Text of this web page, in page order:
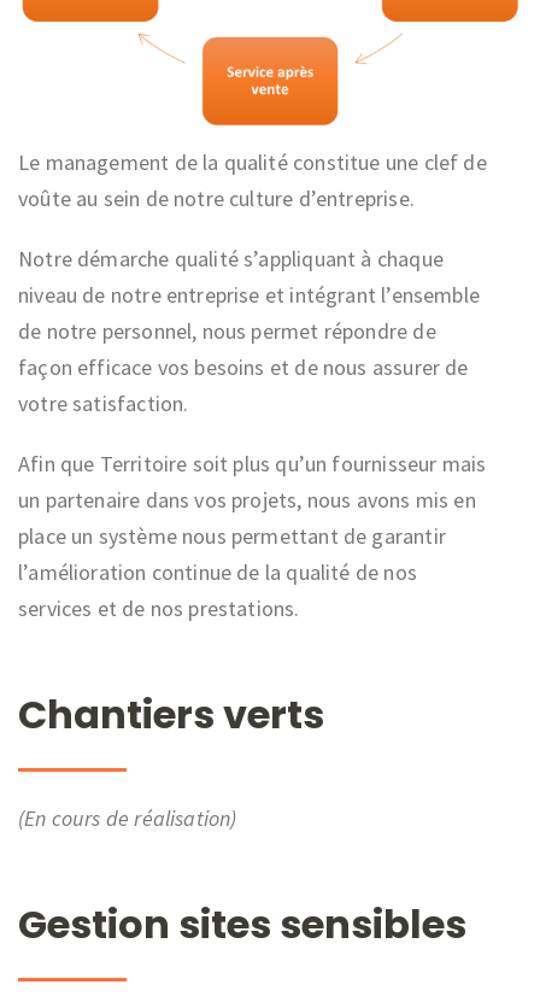
Le management de la qualité constitue une clef de
voûte au sein de notre culture d’entreprise.
Notre démarche qualité s’appliquant à chaque
niveau de notre entreprise et intégrant l’ensemble
de notre personnel, nous permet répondre de
façon efficace vos besoins et de nous assurer de
votre satisfaction.
Afin que Territoire soit plus qu’un fournisseur mais
un partenaire dans vos projets, nous avons mis en
place un système nous permettant de garantir
l’amélioration continue de la qualité de nos
services et de nos prestations.
Chantiers verts
(En cours de réalisation)
Gestion sites sensibles